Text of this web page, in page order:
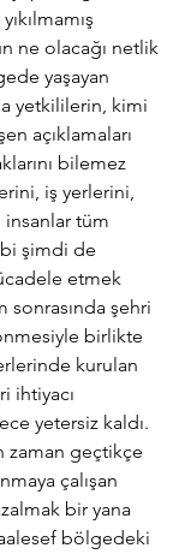
ne olacağı netlik
yaşayan
yetkililerin, kimi
açıklamaları
bilemez
iş yerlerini,
insanlar tüm
şimdi de
etmek
şehri
birlikte
kurulan
ihtiyacı
yetersiz kaldı.
zaman geçtikçe
çalışan
bir yana
bölgedeki